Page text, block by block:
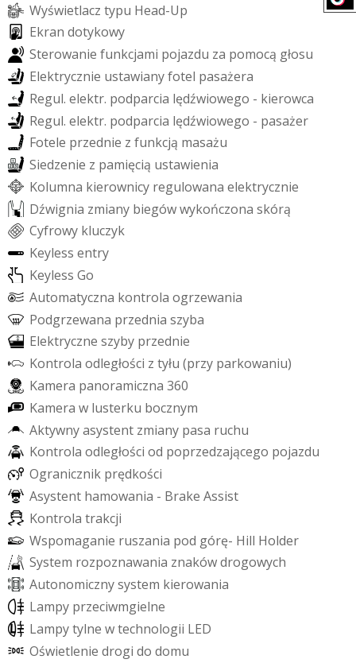
Wyświetlacz typu Head-Up
Ekran dotykowy
Sterowanie funkcjami pojazdu za pomocą głosu
Elektrycznie ustawianyfotel pasażera
Regul. elektr. podparcia lędźwiowego - kierowca
Regul. elektr. podparcia lędźwiowego - pasażer
Fotele przednie z funkcją masażu
Siedzenie z pamięcią ustawienia
Kolumna kierownicy regulowana elektrycznie
Dźwignia zmiany biegówwykończona skórą
Cyfrowy kluczyk
Keyless entry
Keyless Go
Automatyczna kontrola ogrzewania
Podgrzewana przednia szyba
Elektryczne szyby przednie
Kontrola odległości z tyłu (przy parkowaniu)
Kamera panoramiczna 360
Kamera w lusterku bocznym
Aktywnyasystent zmiany pasa ruchu
Kontrola odległości od poprzedzającego pojazdu
Ogranicznik prędkości
Asystent hamowania - Brake Assist
Kontrola trakcji
Wspomaganie ruszania pod górę- Hill Holder
System rozpoznawania znakówdrogowych
Autonomicznysystem kierowania
Lampy przeciwmgielne
Lampytylne wtechnologii LED
Oświetlenie drogi do domu